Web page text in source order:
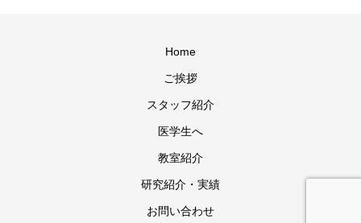
Home
ご挨拶
スタッフ紹介
医学生へ
教室紹介
研究紹介・実績
お問い合わせ